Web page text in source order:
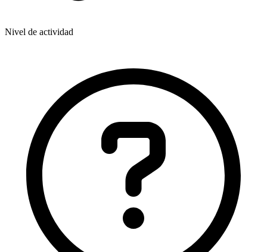
Nivel de actividad